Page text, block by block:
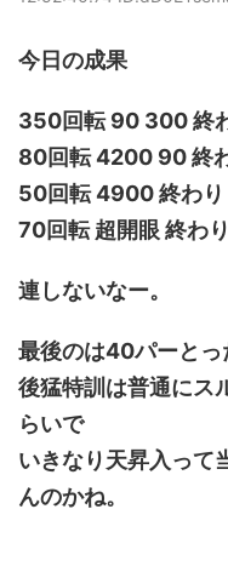
今日の成果
350回転 90 300 終
80回転 4200 90 終
50回転 4900 終わり
70回転 超開眼 終わり
連しないなー。
最後のは40パーとっ
後猛特訓は普通にス
らいで
いきなり天昇入って
んのかね。